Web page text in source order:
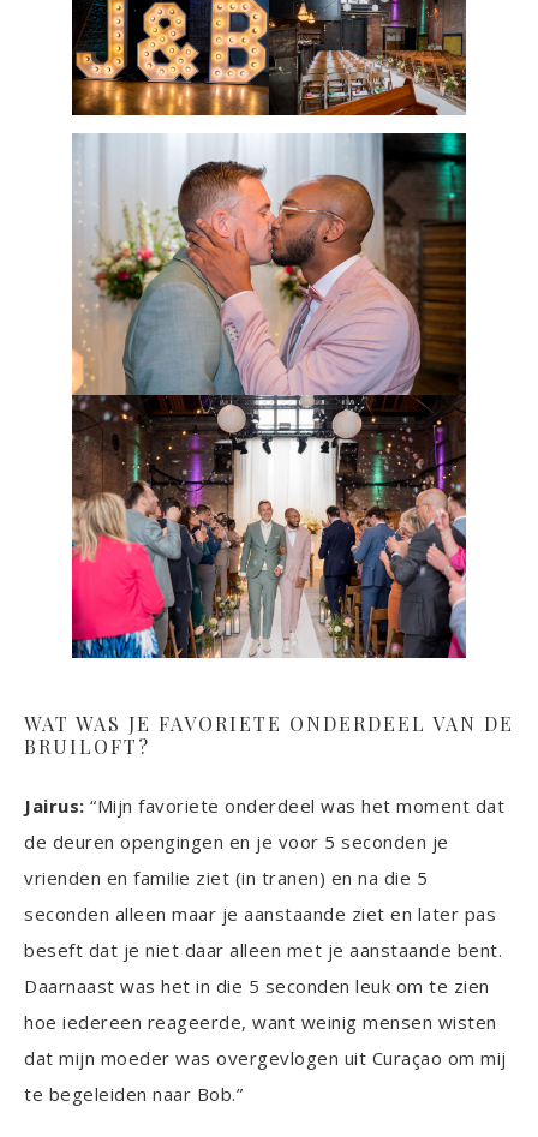
WAT WAS JE FAVORIETE ONDERDEEL VAN DE
BRUILOFT?
Jairus: “Mijn favoriete onderdeel was het moment dat
de deuren opengingen en je voor 5 seconden je
vrienden en familie ziet (in tranen) en na die 5
seconden alleen maar je aanstaande ziet en later pas
beseft dat je niet daar alleen met je aanstaande bent.
Daarnaast was het in die 5 seconden leuk om te zien
hoe iedereen reageerde, want weinig mensen wisten
dat mijn moeder was overgevlogen uit Curaçao om mij
te begeleiden naar Bob.”